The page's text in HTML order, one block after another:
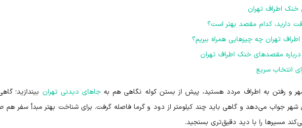
دارید، کدام مقصد بهتر است؟
تهران چه چیزهایی همراه ببریم؟
مقصدهای خنک اطراف تهران
انتخاب سریع
و رفتن به اطراف مردد هستید، پیش از بستن کوله نگاهی هم بهجاهای دیدنی تهران بیندازید؛
شهر جواب می‌دهد و گاهی باید چند کیلومتر از دود و گرما فاصله گرفت. برای شناخت بهتر مبدأ سفر
مسیرها را با دید دقیق‌تری بسنجید.